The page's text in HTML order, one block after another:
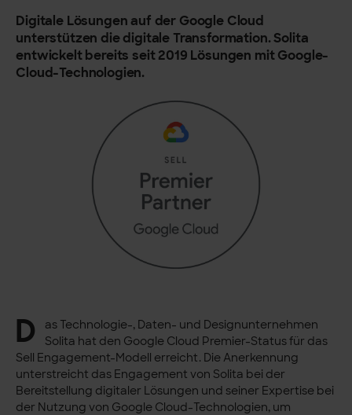
Digitale Lösungen auf der Google Cloud
unterstützen die digitale Transformation. Solita
entwickelt bereits seit 2019 Lösungen mit Google-
Cloud-Technologien.
D
as Technologie-, Daten- und Designunternehmen
Solita hat den Google Cloud Premier-Status für das
Sell Engagement-Modell erreicht. Die Anerkennung
unterstreicht das Engagement von Solita bei der
Bereitstellung digitaler Lösungen und seiner Expertise bei
der Nutzung von Google Cloud-Technologien, um